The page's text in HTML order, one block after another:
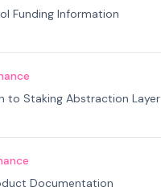
Funding Information
to Staking Abstraction Layer
Documentation